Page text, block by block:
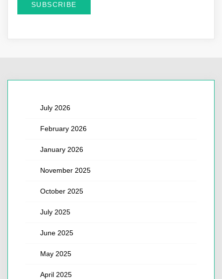
July 2026
February 2026
January 2026
November 2025
October 2025
July 2025
June 2025
May 2025
April 2025